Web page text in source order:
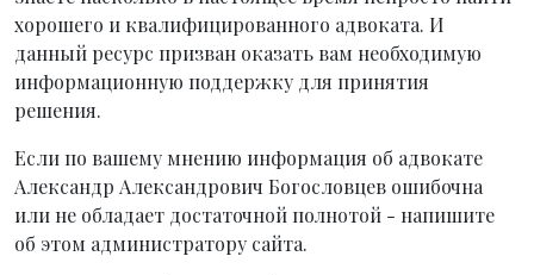
хорошего и квалифицированного адвоката. И
данный ресурс призван оказать вам необходимую
информационную поддержку для принятия
решения.
Если по вашему мнению информация об адвокате
Александр Александрович Богословцев ошибочна
или не обладает достаточной полнотой - напишите
об этом администратору сайта.